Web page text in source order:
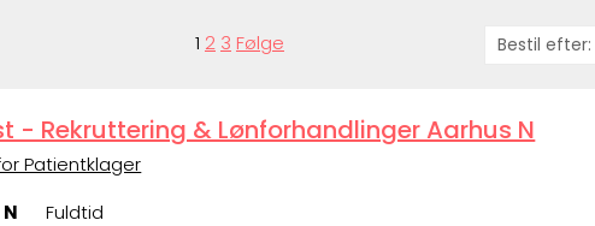
1 2 3 Følge
- Rekruttering & Lønforhandlinger Aarhus N
Patientklager
Fuldtid